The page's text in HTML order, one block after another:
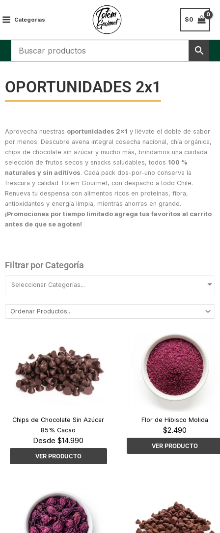
al
contenido
Categorias $0
OPORTUNIDADES 2x1
Aprovecha nuestras oportunidades 2×1 y llévate el doble de sabor
por menos. Descubre avena integral cosecha nacional, chía orgánica,
chips de chocolate sin azúcar y mucho más, brindamos una cuidada
selección de frutos secos y snacks saludables, todos 100 %
naturales y sin aditivos. Cada pack dos-por-uno conserva la
frescura y calidad Totem Gourmet, con despacho a todo Chile.
Renueva tu despensa con alimentos ricos en proteínas, fibra,
antioxidantes y energía limpia, mientras ahorras en grande.
¡Promociones por tiempo limitado agrega tus favoritos al carrito
antes de que se agoten!
Filtrar por Categoría
Seleccionar Categorías...
Chips de Chocolate Sin Azúcar
85% Cacao
Desde$14.990
VER PRODUCTO
Flor de Hibisco Molida
$2.490
VER PRODUCTO